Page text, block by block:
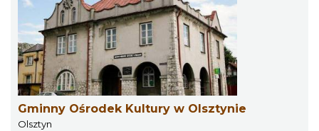
Gminny Ośrodek Kultury w Olsztynie
Olsztyn